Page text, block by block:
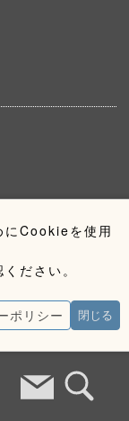
にCookieを使用
ださい。
ポリシー 閉じる